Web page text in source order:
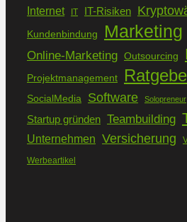
Internet IT IT-Risiken
Kundenbindung Marketing
Online-Marketing Outsourcing
Projektmanagement
SocialMedia Software Solopreneur
Startup gründen Teambuilding
Unternehmen Versicherung
Werbeartikel